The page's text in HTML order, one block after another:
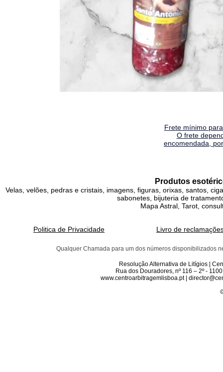
Frete mínimo
O frete
encomendada,
Produtos
Velas, velões, pedras e cristais, imagens, figuras, orixas, santos,
sabonetes, bijuteria de
Mapa Astral, Tarot,
Politica de Privacidade Livro de
Qualquer Chamada para um dos números disponibilizados
Resolução Alternativa de Litígios |
Rua dos Douradores, nº 116 – 2º -
www.centroarbitragemlisboa.pt |